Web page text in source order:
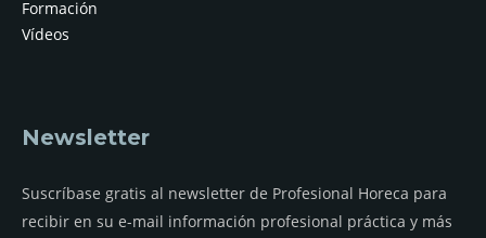
Formación
Vídeos
Newsletter
Suscríbase gratis al newsletter de Profesional Horeca para
recibir en su e-mail información profesional práctica y más